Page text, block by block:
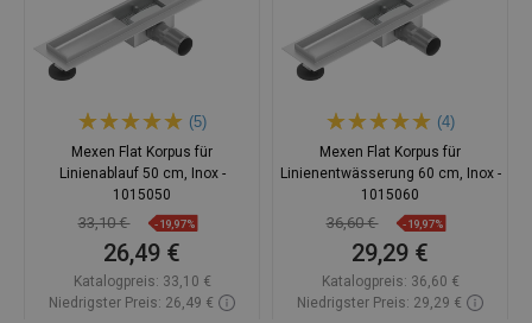
(5)
Mexen Flat Korpus für
Linienablauf 50 cm, Inox -
1015050
33,10 € -19,97%
26,49 €
Katalogpreis: 33,10 €
Niedrigster Preis: 26,49 €
(4)
Mexen Flat Korpus für
Linienentwässerung 60 cm, Inox -
1015060
36,60 € -19,97%
29,29 €
Katalogpreis: 36,60 €
Niedrigster Preis: 29,29 €